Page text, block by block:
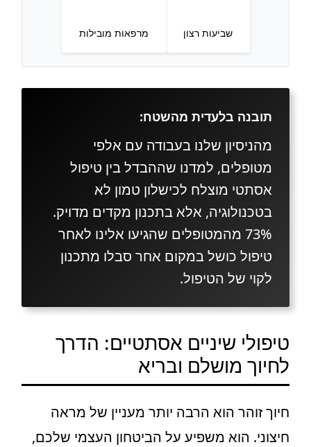
שביעות רצון מרפאות מובילות
תובנה בלעדית מהשטח:
מהניסיון שלנו בעבודה עם אלפי
מטופלים, למדנו שההבדל בין טיפול
אסתטי מוצלח לכישלון טמון לא
בטכנולוגיה, אלא בתכנון מקדים מדויק.
73% מהמטופלים שהגיעו אלינו לאחר
טיפול כושל במקום אחר סבלו מתכנון
לקוי של הטיפול.
טיפולי שיניים אסתטיים: הדרך
לחיוך מושלם ובריא
חיוך זוהר הוא הרבה יותר מעניין של מראה
חיצוני. הוא משפיע על הביטחון העצמי שלכם,